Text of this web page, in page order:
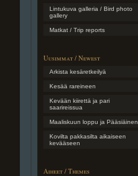
Lintukuva galleria / Bird photo
gallery
Matkat / Trip reports
Uusimmat / Newest
Arkista kesäretkeilyä
Kesää rareineen
Kevään kiirettä ja pari
saarireissua
Maaliskuun loppu ja Pääsiäinen
Kovilta pakkasilta aikaiseen
kevääseen
Aiheet / Themes